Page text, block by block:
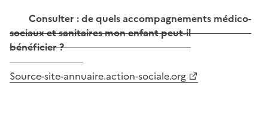
Consulter : de quels accompagnements médico-
sociaux et sanitaires mon enfant peut-il
bénéficier ?
Source-site-annuaire.action-sociale.org